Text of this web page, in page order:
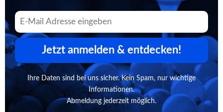
Jetzt anmelden & entdecken!
Ihre Daten sind bei uns sicher. Kein Spam, nur wichtige
Informationen.
Abmeldung jederzeit möglich.